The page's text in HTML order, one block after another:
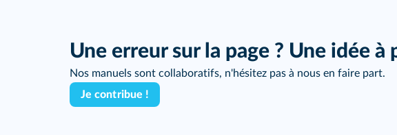
Une erreur sur la page ? Une idée à
Nos manuels sont collaboratifs, n'hésitez pas à nous en faire part.
Je contribue !